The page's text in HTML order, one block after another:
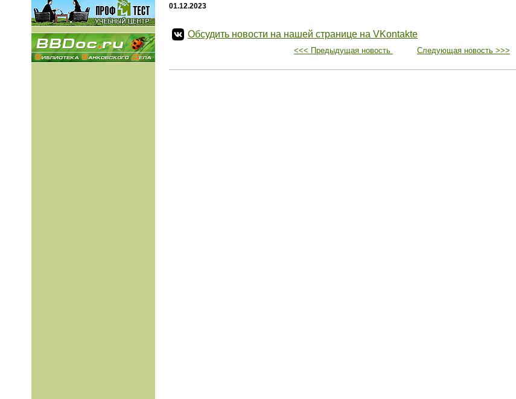
01.12.2023
Обсудить новости на нашей странице на VKontakte
<<< Предыдущая новость Следующая новость >>>